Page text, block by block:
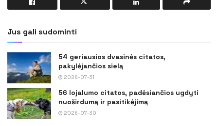
Jus gali sudominti
54 geriausios dvasinės citatos,
pakylėjančios sielą
2026-07-31
56 lojalumo citatos, padėsiančios ugdyti
nuoširdumą ir pasitikėjimą
2026-07-30